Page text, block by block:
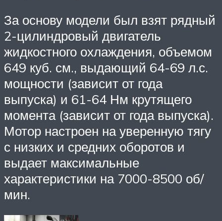
За основу модели был взят рядный
2-цилиндровый двигатель
жидкостного охлаждения, объемом
649 куб. см., выдающий 64-69 л.с.
мощности (зависит от года
выпуска) и 61-64 Нм крутящего
момента (зависит от года выпуска).
Мотор настроен на уверенную тягу
с низких и средних оборотов и
выдает максимальные
характеристики на 7000-8500 об/
мин.